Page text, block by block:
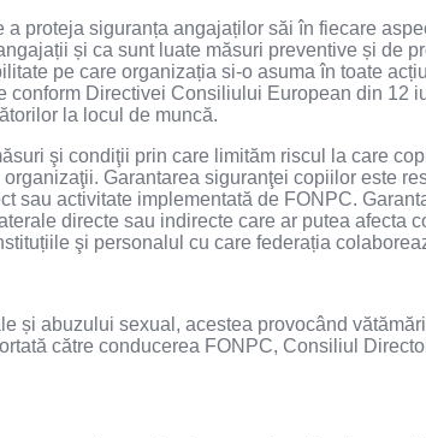
proteja siguranța angajaților săi în fiecare
și ca sunt luate măsuri preventive și de
pe care organizația si-o asuma în toate
Directivei Consiliului European din 12
la locul de muncă.
şi condiţii prin care limităm riscul la care
Garantarea siguranţei copiilor este
sau activitate implementată de FONPC.
directe sau indirecte care ar putea afecta
şi personalul cu care federația
și abuzului sexual, acestea provocând
către conducerea FONPC, Consiliul